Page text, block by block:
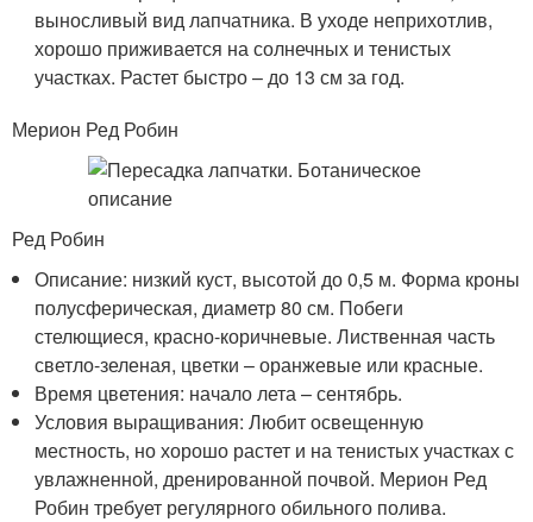
выносливый вид лапчатника. В уходе неприхотлив,
хорошо приживается на солнечных и тенистых
участках. Растет быстро – до 13 см за год.
Мерион Ред Робин
Ред Робин
Описание: низкий куст, высотой до 0,5 м. Форма кроны
полусферическая, диаметр 80 см. Побеги
стелющиеся, красно-коричневые. Лиственная часть
светло-зеленая, цветки – оранжевые или красные.
Время цветения: начало лета – сентябрь.
Условия выращивания: Любит освещенную
местность, но хорошо растет и на тенистых участках с
увлажненной, дренированной почвой. Мерион Ред
Робин требует регулярного обильного полива.